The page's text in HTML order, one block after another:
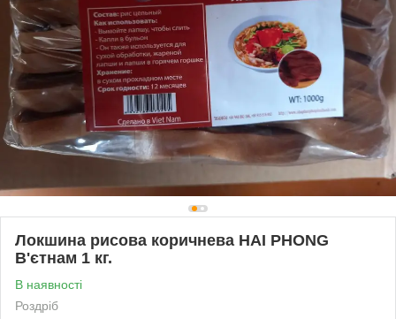
Локшина рисова коричнева HAI PHONG
В'єтнам 1 кг.
В наявності
Роздріб